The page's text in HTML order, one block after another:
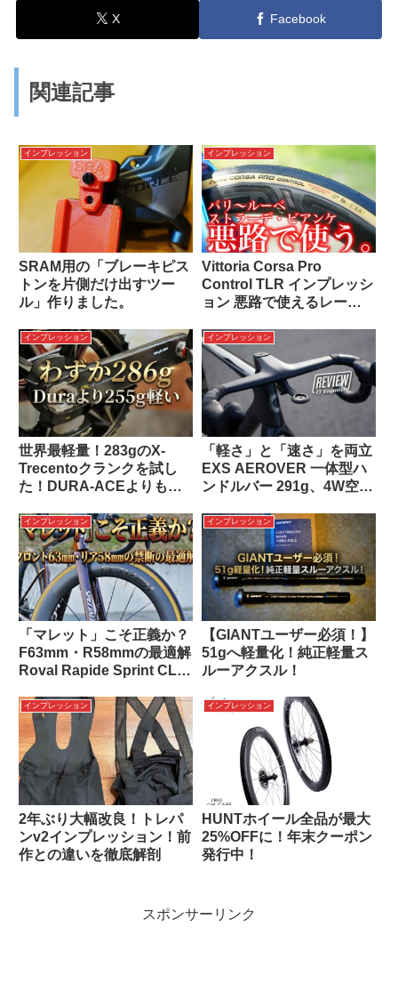
X Facebook
関連記事
インプレッション
SRAM用の「ブレーキピス
トンを片側だけ出すツー
ル」作りました。
インプレッション
Vittoria Corsa Pro
Control TLR インプレッシ
ョン 悪路で使えるレース
インプレッション
世界最軽量！283gのX-
Trecentoクランクを試し
た！DURA-ACEよりも
インプレッション
「軽さ」と「速さ」を両立
EXS AEROVER 一体型ハ
ンドルバー 291g、4W空力
インプレッション
「マレット」こそ正義か？
F63mm・R58mmの最適解
Roval Rapide Sprint CLX
インプレッション
【GIANTユーザー必須！】
51gへ軽量化！純正軽量ス
ルーアクスル！
インプレッション
2年ぶり大幅改良！トレパ
ンv2インプレッション！前
作との違いを徹底解剖
インプレッション
HUNTホイール全品が最大
25%OFFに！年末クーポン
発行中！
スポンサーリンク